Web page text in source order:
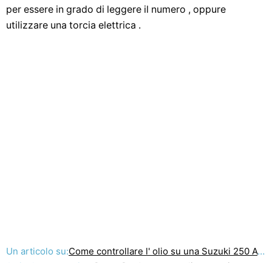
per essere in grado di leggere il numero , oppure
utilizzare una torcia elettrica .
Un articolo su:Come controllare l' olio su una Suzuki 250 ATV